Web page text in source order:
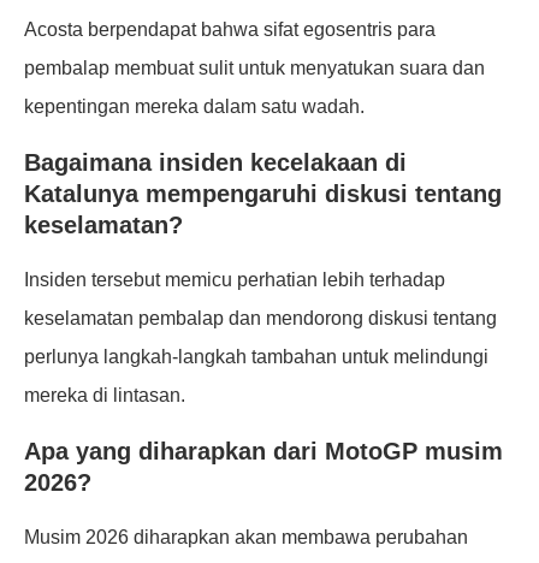
Acosta berpendapat bahwa sifat egosentris para
pembalap membuat sulit untuk menyatukan suara dan
kepentingan mereka dalam satu wadah.
Bagaimana insiden kecelakaan di
Katalunya mempengaruhi diskusi tentang
keselamatan?
Insiden tersebut memicu perhatian lebih terhadap
keselamatan pembalap dan mendorong diskusi tentang
perlunya langkah-langkah tambahan untuk melindungi
mereka di lintasan.
Apa yang diharapkan dari MotoGP musim
2026?
Musim 2026 diharapkan akan membawa perubahan